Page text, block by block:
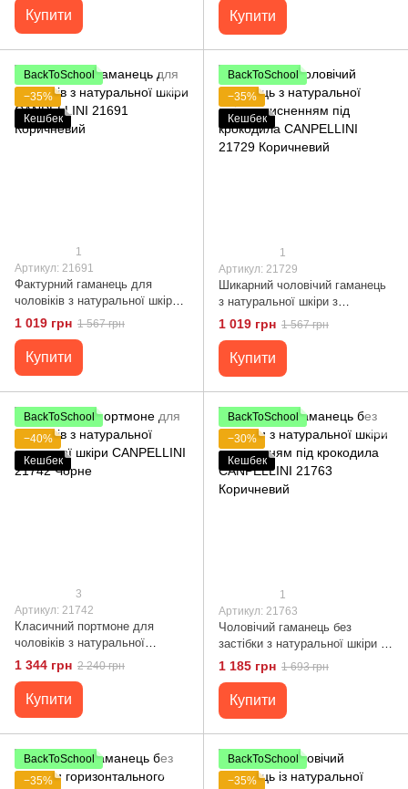
Купити
21584 Чорний
Купити
BackToSchool
−35%
Кешбек
1
Артикул: 21691
Фактурний гаманець для
чоловіків з натуральної шкіри
CANPELLINI 21691 Коричневий
1 019 грн 1 567 грн
Купити
BackToSchool
−35%
Кешбек
1
Артикул: 21729
Шикарний чоловічий гаманець
з натуральної шкіри з
тисненням під крокодила
CANPELLINI 21729 Коричневий
1 019 грн 1 567 грн
Купити
BackToSchool
−40%
Кешбек
3
Артикул: 21742
Класичний портмоне для
чоловіків з натуральної
зернистої шкіри CANPELLINI
21742 Чорне
1 344 грн 2 240 грн
Купити
BackToSchool
−30%
Кешбек
1
Артикул: 21763
Чоловічий гаманець без
застібки з натуральної шкіри з
тисненням під крокодила
CANPELLINI 21763 Коричневий
1 185 грн 1 693 грн
Купити
BackToSchool
−35%
BackToSchool
−35%